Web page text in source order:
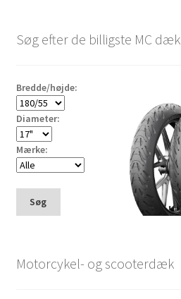
Søg efter de billigste MC dæk
Bredde/højde:
Diameter:
Mærke:
Søg
Motorcykel- og scooterdæk